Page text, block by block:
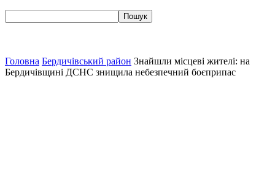
Головна Бердичівський район Знайшли місцеві жителі: на
Бердичівщині ДСНС знищила небезпечний боєприпас